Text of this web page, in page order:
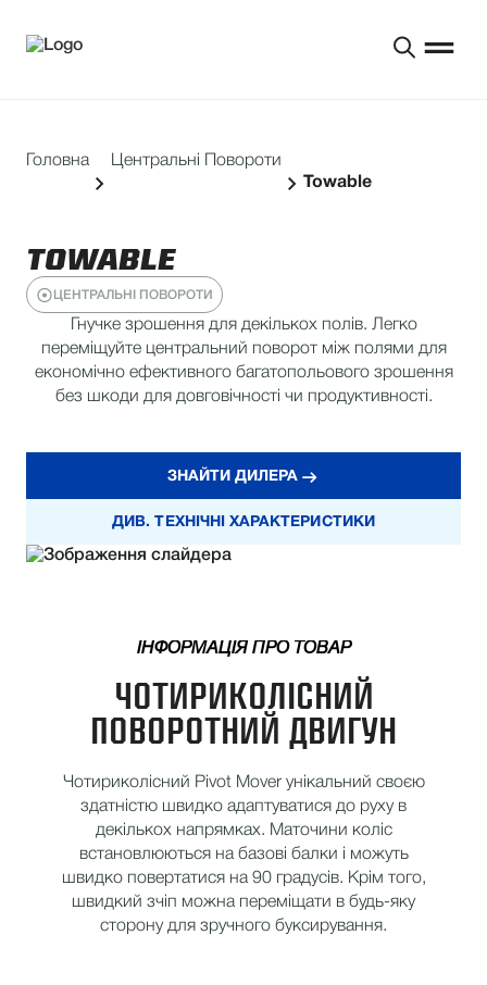
Головна
Центральні Повороти
Towable
TOWABLE
ЦЕНТРАЛЬНІ ПОВОРОТИ
Гнучке зрошення для декількох полів. Легко
переміщуйте центральний поворот між полями для
економічно ефективного багатопольового зрошення
без шкоди для довговічності чи продуктивності.
ЗНАЙТИ ДИЛЕРА
ДИВ. ТЕХНІЧНІ ХАРАКТЕРИСТИКИ
ІНФОРМАЦІЯ ПРО ТОВАР
ЧОТИРИКОЛІСНИЙ
ПОВОРОТНИЙ ДВИГУН
Чотириколісний Pivot Mover унікальний своєю
здатністю швидко адаптуватися до руху в
декількох напрямках. Маточини коліс
встановлюються на базові балки і можуть
швидко повертатися на 90 градусів. Крім того,
швидкий зчіп можна переміщати в будь-яку
сторону для зручного буксирування.